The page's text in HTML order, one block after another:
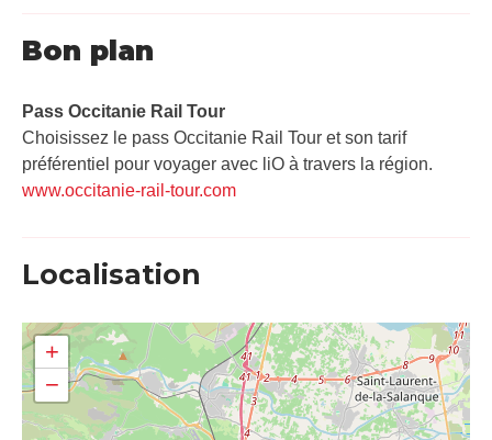
Bon plan
Pass Occitanie Rail Tour​
Choisissez le pass Occitanie Rail Tour et son tarif
préférentiel pour voyager avec liO à travers la région.
www.occitanie-rail-tour.com
Localisation
+
−